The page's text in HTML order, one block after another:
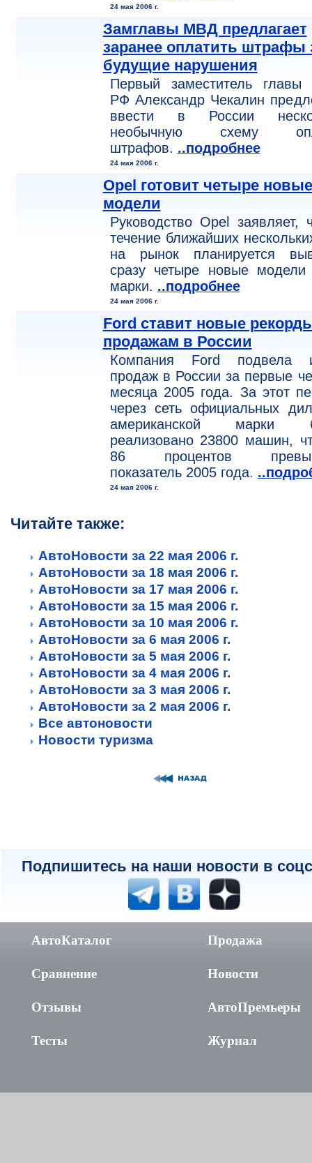
24 мая 2006 г.
Замглавы МВД предлагает
заранее оплатить штрафы
будущие нарушения
Первый заместитель
РФ Александр Чекалин
ввести в России
необычную схему
штрафов. ..подробнее
24 мая 2006 г.
Opel готовит четыре новые
модели
Руководство Opel заявляет,
течение ближайших
на рынок планируется
сразу четыре новые модели
марки. ..подробнее
24 мая 2006 г.
Ford ставит новые
продажам в России
Компания Ford подвела
продаж в России за первые
месяца 2005 года. За этот
через сеть официальных
американской марки
реализовано 23800 машин,
86 процентов
показатель 2005 года.
24 мая 2006 г.
Читайте также:
АвтоНовости за 22 мая 2006 г.
АвтоНовости за 18 мая 2006 г.
АвтоНовости за 17 мая 2006 г.
АвтоНовости за 15 мая 2006 г.
АвтоНовости за 10 мая 2006 г.
АвтоНовости за 6 мая 2006 г.
АвтоНовости за 5 мая 2006 г.
АвтоНовости за 4 мая 2006 г.
АвтоНовости за 3 мая 2006 г.
АвтоНовости за 2 мая 2006 г.
Все автоновости
Новости туризма
Подпишитесь на наши новости в
АвтоКаталог
Сравнение
Отзывы
Тесты
Продажа
Новости
АвтоПремьеры
Журнал